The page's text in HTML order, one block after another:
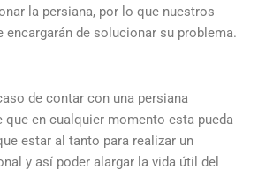
la persiana, por lo que nuestros
encargarán de solucionar su problema.
de contar con una persiana
en cualquier momento esta pueda
estar al tanto para realizar un
y así poder alargar la vida útil del